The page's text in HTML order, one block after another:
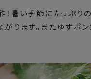
暑い季節にたっぷり
ります。またゆずポ